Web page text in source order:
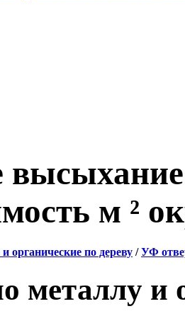
м ²
органические по дереву /УФ
металлу и